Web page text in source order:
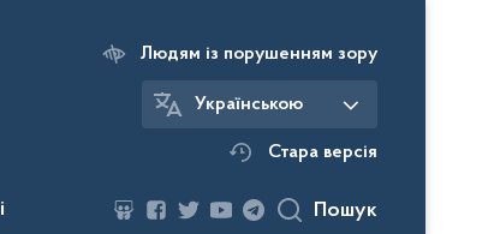
Людям із порушенням зору
Українською
Стара версія
Пошук